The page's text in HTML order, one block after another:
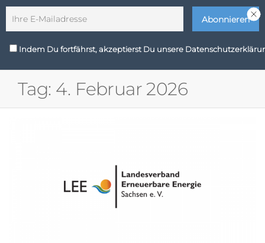
Zum
Inhalt
Wir sind Zukunft
LEE
Sachsen
e. V.
MENÜ
Tag: 4. Februar 2026
Indem Du fortfährst, akzeptierst Du unsere